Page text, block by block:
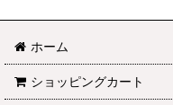
ホーム
ショッピングカート